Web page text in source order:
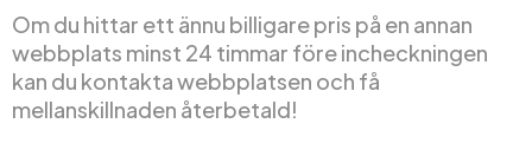
Om du hittar ett ännu billigare pris på en annan
webbplats minst 24 timmar före incheckningen
kan du kontakta webbplatsen och få
mellanskillnaden återbetald!